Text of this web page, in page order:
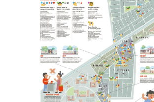
Salud en Mendoza, 2025
Kits
Mapas